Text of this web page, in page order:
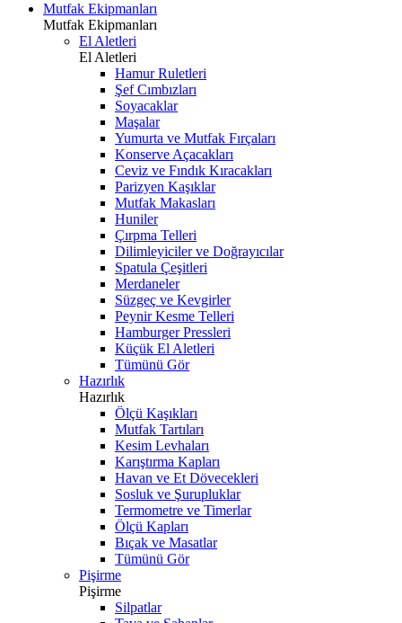
Mutfak Ekipmanları
Mutfak Ekipmanları
El Aletleri
El Aletleri
Hamur Ruletleri
Şef Cımbızları
Soyacaklar
Maşalar
Yumurta ve Mutfak Fırçaları
Konserve Açacakları
Ceviz ve Fındık Kıracakları
Parizyen Kaşıklar
Mutfak Makasları
Huniler
Çırpma Telleri
Dilimleyiciler ve Doğrayıcılar
Spatula Çeşitleri
Merdaneler
Süzgeç ve Kevgirler
Peynir Kesme Telleri
Hamburger Pressleri
Küçük El Aletleri
Tümünü Gör
Hazırlık
Hazırlık
Ölçü Kaşıkları
Mutfak Tartıları
Kesim Levhaları
Karıştırma Kapları
Havan ve Et Dövecekleri
Sosluk ve Şurupluklar
Termometre ve Timerlar
Ölçü Kapları
Bıçak ve Masatlar
Tümünü Gör
Pişirme
Pişirme
Silpatlar